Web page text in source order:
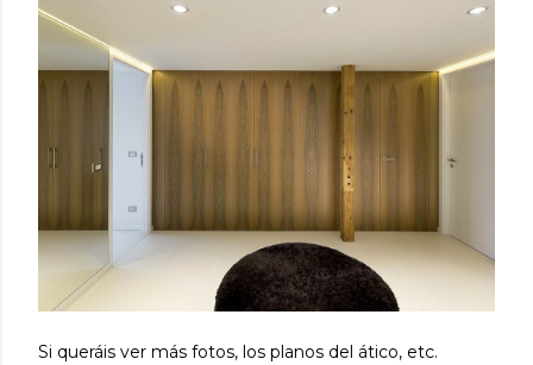
Si queráis ver más fotos, los planos del ático, etc.